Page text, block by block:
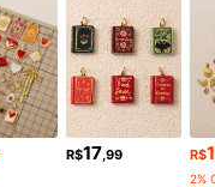
R$17,99 R$
2%